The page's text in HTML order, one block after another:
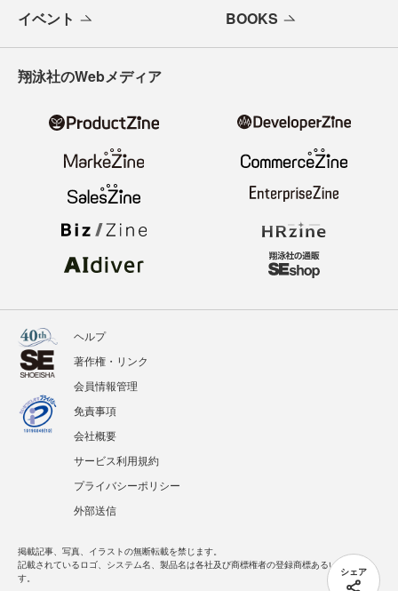
シェア
イベント BOOKS
翔泳社のWebメディア
ヘルプ
著作権・リンク
会員情報管理
免責事項
会社概要
サービス利用規約
プライバシーポリシー
外部送信
掲載記事、写真、イラストの無断転載を禁じます。
記載されているロゴ、システム名、製品名は各社及び商標権者の登録商標あるいは商標で
す。